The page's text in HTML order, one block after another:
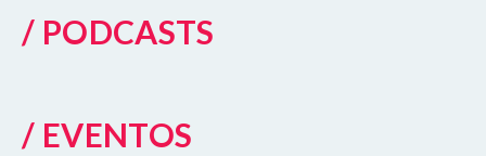
/ PODCASTS
/ EVENTOS